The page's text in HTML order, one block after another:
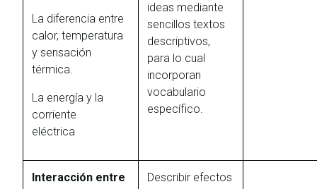
La diferencia entre
calor, temperatura
y sensación
térmica.
La energía y la
corriente
eléctrica
ideas mediante
sencillos textos
descriptivos,
para lo cual
incorporan
vocabulario
específico.
Interacción entre
Describir efectos